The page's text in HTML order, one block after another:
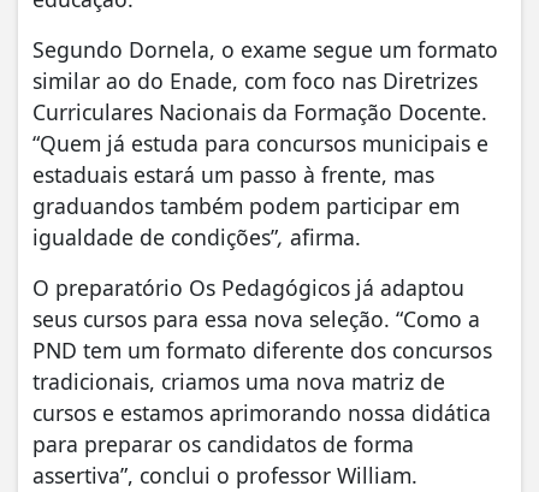
Segundo Dornela, o exame segue um formato
similar ao do Enade, com foco nas Diretrizes
Curriculares Nacionais da Formação Docente.
“Quem já estuda para concursos municipais e
estaduais estará um passo à frente, mas
graduandos também podem participar em
igualdade de condições”, afirma.
O preparatório Os Pedagógicos já adaptou
seus cursos para essa nova seleção. “Como a
PND tem um formato diferente dos concursos
tradicionais, criamos uma nova matriz de
cursos e estamos aprimorando nossa didática
para preparar os candidatos de forma
assertiva”, conclui o professor William.